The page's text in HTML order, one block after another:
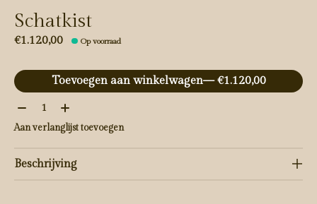
Schatkist
€1.120,00 Op voorraad
Toevoegen aan winkelwagen
— €1.120,00
Aantal:
Aan verlanglijst toevoegen
Beschrijving